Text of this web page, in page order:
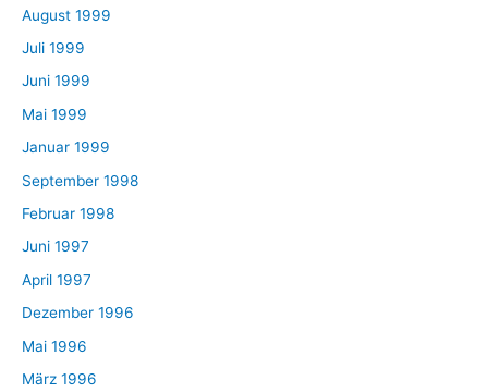
August 1999
Juli 1999
Juni 1999
Mai 1999
Januar 1999
September 1998
Februar 1998
Juni 1997
April 1997
Dezember 1996
Mai 1996
März 1996